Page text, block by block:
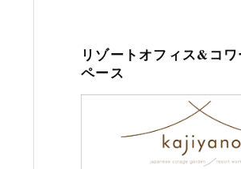
リゾートオフィス&コ
ペース